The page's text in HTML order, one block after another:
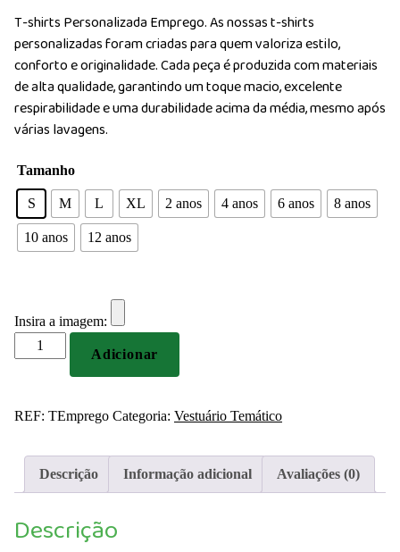
T-shirts Personalizada Emprego. As nossas t-shirts
personalizadas foram criadas para quem valoriza estilo,
conforto e originalidade. Cada peça é produzida com materiais
de alta qualidade, garantindo um toque macio, excelente
respirabilidade e uma durabilidade acima da média, mesmo após
várias lavagens.
Tamanho
S M L XL 2 anos 4 anos 6 anos 8 anos
10 anos 12 anos
Insira a imagem:
Quantidade
de
Personalizada
Adicionar
REF: TEmprego Categoria: Vestuário Temático
Descrição Informação adicional Avaliações (0)
Descrição